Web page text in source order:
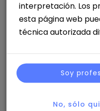
AGOSTO DE 2026
Del MSL
como decision
Por Martina Riosalido.
| Método MARIPOSA.
interpretación. Los
esta página web
técnica autorizada
Soy
No, sólo